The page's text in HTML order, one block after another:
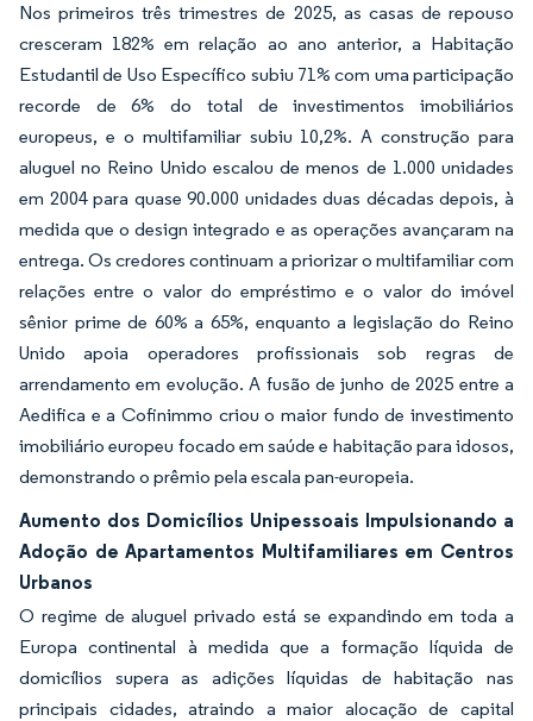
Nos primeiros três trimestres de 2025, as casas de repouso
cresceram 182% em relação ao ano anterior, a Habitação
Estudantil de Uso Específico subiu 71% com uma participação
recorde de 6% do total de investimentos imobiliários
europeus, e o multifamiliar subiu 10,2%. A construção para
aluguel no Reino Unido escalou de menos de 1.000 unidades
em 2004 para quase 90.000 unidades duas décadas depois, à
medida que o design integrado e as operações avançaram na
entrega. Os credores continuam a priorizar o multifamiliar com
relações entre o valor do empréstimo e o valor do imóvel
sênior prime de 60% a 65%, enquanto a legislação do Reino
Unido apoia operadores profissionais sob regras de
arrendamento em evolução. A fusão de junho de 2025 entre a
Aedifica e a Cofinimmo criou o maior fundo de investimento
imobiliário europeu focado em saúde e habitação para idosos,
demonstrando o prêmio pela escala pan-europeia.
Aumento dos Domicílios Unipessoais Impulsionando a
Adoção de Apartamentos Multifamiliares em Centros
Urbanos
O regime de aluguel privado está se expandindo em toda a
Europa continental à medida que a formação líquida de
domicílios supera as adições líquidas de habitação nas
principais cidades, atraindo a maior alocação de capital